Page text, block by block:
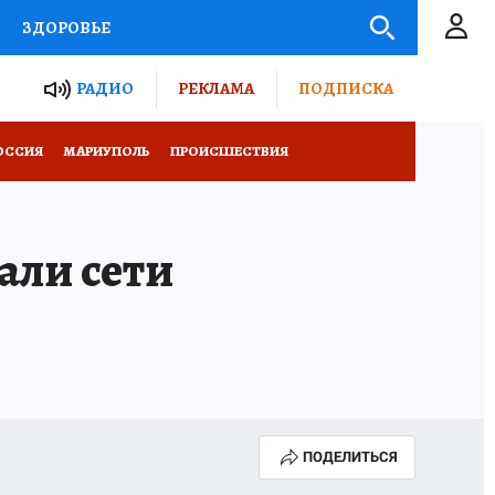
ЗДОРОВЬЕ
РОССИИРАДИО РЕКЛАМА ПОДПИСКА
МАРИУПОЛЬ ПРОИСШЕСТВИЯ
сети
ПОДЕЛИТЬСЯ